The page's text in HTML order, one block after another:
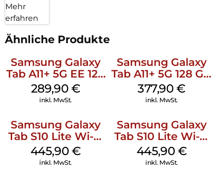
Mehr
erfahren
Ähnliche Produkte
Samsung Galaxy
Tab A11+ 5G EE 128
GB Gray
289,90 €
inkl. MwSt.
Samsung Galaxy
Tab A11+ 5G 128 GB
Gray
377,90€
inkl. MwSt.
Samsung Galaxy
Tab S10 Lite Wi-Fi
128 GB Silver
445,90 €
inkl. MwSt.
Samsung Galaxy
Tab S10 Lite Wi-Fi
128 GB Gray
445,90 €
inkl. MwSt.